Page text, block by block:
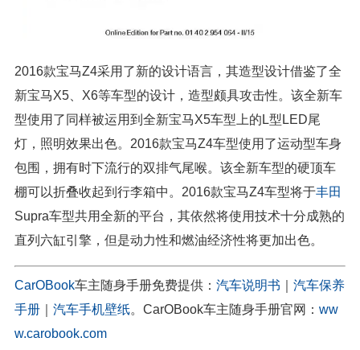
2016款宝马Z4采用了新的设计语言，其造型设计借鉴了全
新宝马X5、X6等车型的设计，造型颇具攻击性。该全新车
型使用了同样被运用到全新宝马X5车型上的L型LED尾
灯，照明效果出色。2016款宝马Z4车型使用了运动型车身
包围，拥有时下流行的双排气尾喉。该全新车型的硬顶车
棚可以折叠收起到行李箱中。2016款宝马Z4车型将于丰田
Supra车型共用全新的平台，其依然将使用技术十分成熟的
直列六缸引擎，但是动力性和燃油经济性将更加出色。
CarOBook车主随身手册免费提供： 汽车说明书
汽车保养
手册
汽车手机壁纸。CarOBook车主随身手册官网： ww
w.carobook.com